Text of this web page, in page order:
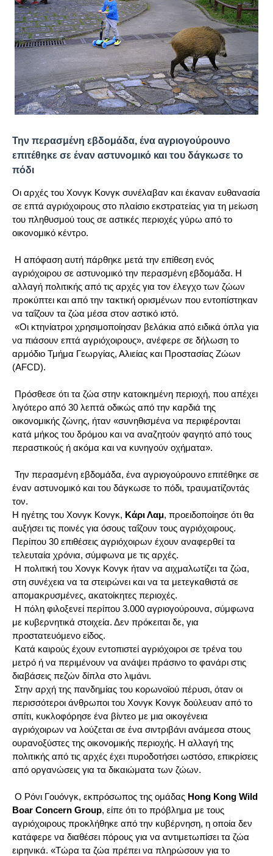
Την περασμένη εβδομάδα, ένα αγριογούρουνο
επιτέθηκε σε έναν αστυνομικό και του δάγκωσε το
πόδι
Οι αρχές του Χονγκ Κονγκ συνέλαβαν και έκαναν ευθανασία
σε επτά αγριόχοιρους στο πλαίσιο εκστρατείας για τη μείωση
του πληθυσμού τους σε αστικές περιοχές γύρω από το
οικονομικό κέντρο.
Η απόφαση αυτή πάρθηκε μετά την επίθεση ενός
αγριόχοιρου σε αστυνομικό την περασμένη εβδομάδα. Η
αλλαγή πολιτικής από τις αρχές για τον έλεγχο των ζώων
προκύπτει και από την τακτική ορισμένων που εντοπίστηκαν
να ταΐζουν τα ζώα μέσα στον αστικό ιστό.
«Οι κτηνίατροι χρησιμοποίησαν βελάκια από ειδικά όπλα για
να πιάσουν επτά αγριόχοιρους», ανέφερε σε δήλωση το
αρμόδιο Τμήμα Γεωργίας, Αλιείας και Προστασίας Ζώων
(AFCD).
Πρόσθεσε ότι τα ζώα στην κατοικημένη περιοχή, που απέχει
λιγότερο από 30 λεπτά οδικώς από την καρδιά της
οικονομικής ζώνης, ήταν «συνηθισμένα να περιφέρονται
κατά μήκος του δρόμου και να αναζητούν φαγητό από τους
περαστικούς ή ακόμα και να κυνηγούν οχήματα».
Την περασμένη εβδομάδα, ένα αγριογούρουνο επιτέθηκε σε
έναν αστυνομικό και του δάγκωσε το πόδι, τραυματίζοντάς
τον.
Η ηγέτης του Χονγκ Κονγκ, Κάρι Λαμ, προειδοποίησε ότι θα
αυξήσει τις ποινές για όσους ταΐζουν τους αγριόχοιρους.
Περίπου 30 επιθέσεις αγριόχοιρων έχουν αναφερθεί τα
τελευταία χρόνια, σύμφωνα με τις αρχές.
Η πολιτική του Χονγκ Κονγκ ήταν να αιχμαλωτίζει τα ζώα,
στη συνέχεια να τα στειρώνει και να τα μετεγκαθιστά σε
απομακρυσμένες, ακατοίκητες περιοχές.
Η πόλη φιλοξενεί περίπου 3.000 αγριογούρουνα, σύμφωνα
με κυβερνητικά στοιχεία. Δεν πρόκειται δε, για
προστατευόμενο είδος.
Κατά καιρούς έχουν εντοπιστεί αγριόχοιροι σε τρένα του
μετρό ή να περιμένουν να ανάψει πράσινο το φανάρι στις
διαβάσεις πεζών δίπλα στο λιμάνι.
Στην αρχή της πανδημίας του κορωνοϊού πέρυσι, όταν οι
περισσότεροι άνθρωποι του Χονγκ Κονγκ δούλευαν από το
σπίτι, κυκλοφόρησε ένα βίντεο με μια οικογένεια
αγριόχοιρων να λούζεται σε ένα σιντριβάνι ανάμεσα στους
ουρανοξύστες της οικονομικής περιοχής. Η αλλαγή της
πολιτικής από τις αρχές έχει πυροδοτήσει ωστόσο, επικρίσεις
από οργανώσεις για τα δικαιώματα των ζώων.
Ο Ρόνι Γουόνγκ, εκπρόσωπος της ομάδας Hong Kong Wild
Boar Concern Group, είπε ότι το πρόβλημα με τους
αγριόχοιρους προκλήθηκε από την κυβέρνηση, η οποία δεν
κατάφερε να διαθέσει πόρους για να αντιμετωπίσει τα ζώα
ειρηνικά. «Τώρα τα ζώα πρέπει να πληρώσουν για το